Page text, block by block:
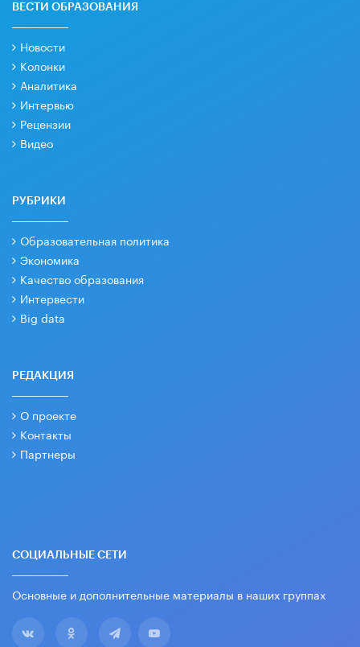
ВЕСТИ ОБРАЗОВАНИЯ
Новости
Колонки
Аналитика
Интервью
Рецензии
Видео
РУБРИКИ
Образовательная политика
Экономика
Качество образования
Интервести
Big data
РЕДАКЦИЯ
О проекте
Контакты
Партнеры
СОЦИАЛЬНЫЕ СЕТИ
Основные и дополнительные материалы в наших группах